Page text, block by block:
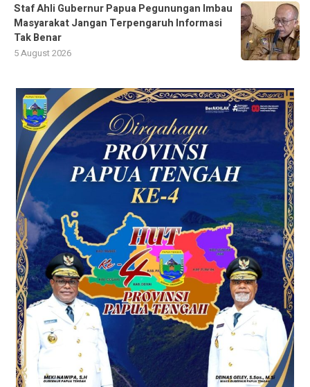
Staf Ahli Gubernur Papua Pegunungan Imbau
Masyarakat Jangan Terpengaruh Informasi
Tak Benar
5 August 2026